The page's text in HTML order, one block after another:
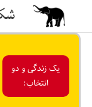
محتوا
یک زندگی و دو
انتخاب: